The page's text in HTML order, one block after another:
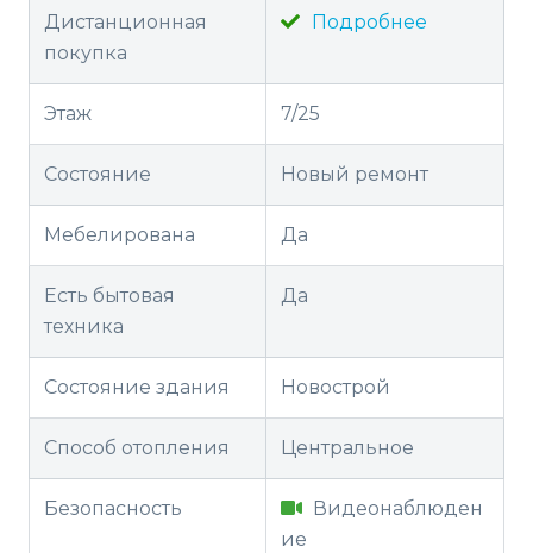
Дистанционная
покупка
Подробнее
Этаж 7/25
Состояние Новый ремонт
Мебелирована Да
Есть бытовая
техника
Да
Состояние здания Новострой
Способ отопления Центральное
Безопасность
Видеонаблюден
ие